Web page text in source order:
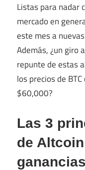
Listas para nadar
mercado en
este mes a
Además, ¿un giro
repunte de estas
los precios de
$60,000?
Las 3
de